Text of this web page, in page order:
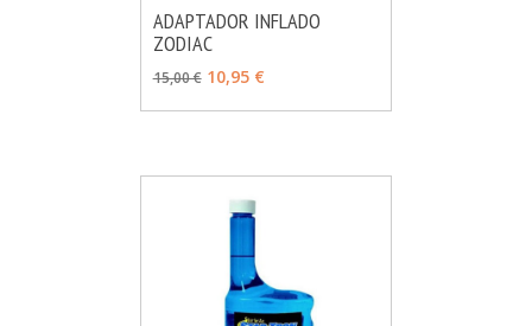
AÑADIR
ADAPTADOR INFLADO
ZODIAC
15,00 € 10,95 €